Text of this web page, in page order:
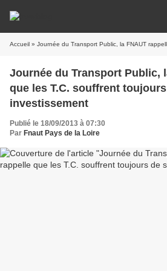
Accueil » Journée du Transport Public, la FNAUT rappelle que les
Journée du Transport Public,
que les T.C. souffrent
investissement
Publié le 18/09/2013 à 07:30
Par Fnaut Pays de la Loire